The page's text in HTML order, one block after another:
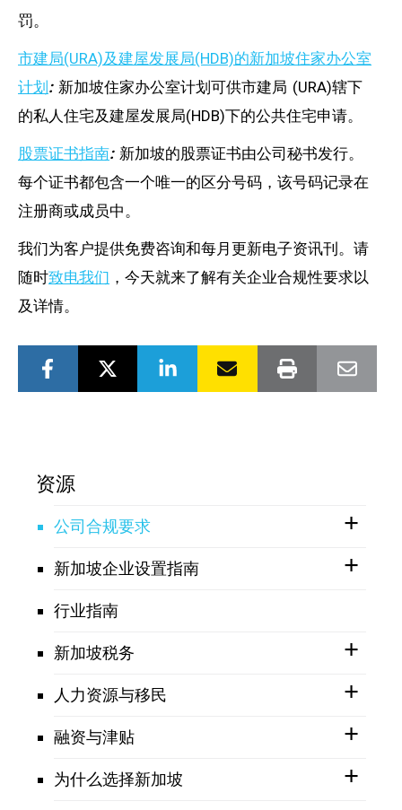
罚。
市建局(URA)及建屋发展局(HDB)的新加坡住家办公室
计划: 新加坡住家办公室计划可供市建局 (URA)辖下
的私人住宅及建屋发展局(HDB)下的公共住宅申请。
股票证书指南: 新加坡的股票证书由公司秘书发行。
每个证书都包含一个唯一的区分号码，该号码记录在
注册商或成员中。
我们为客户提供免费咨询和每月更新电子资讯刊。请
随时致电我们 ，今天就来了解有关企业合规性要求以
及详情。
资源
公司合规要求
新加坡企业设置指南
行业指南
新加坡税务
人力资源与移民
融资与津贴
为什么选择新加坡